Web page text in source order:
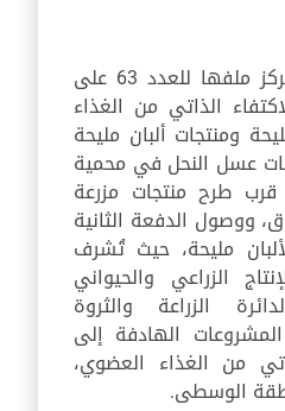
أما مجلة الوسطى فركز ملفها للعدد 63 على
الذاتي من الغذاء
ومنتجات ألبان مليحة
عسل النحل في محمية
قرب طرح منتجات مزرعة
ووصول الدفعة الثانية
مليحة، حيث تُشرف
الزراعي والحيواني
الزراعة والثروة
الهادفة إلى
من الغذاء العضوي،
الوسطى.